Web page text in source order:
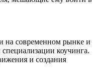
на современном рынке и
коучинга.
и создания